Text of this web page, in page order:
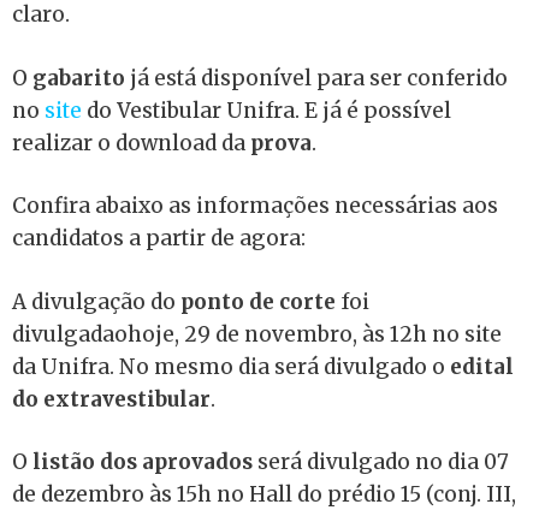
claro.
O gabarito já está disponível para ser conferido
no site do Vestibular Unifra. E já é possível
realizar o download da prova.
Confira abaixo as informações necessárias aos
candidatos a partir de agora:
A divulgação do ponto de corte foi
divulgadaohoje, 29 de novembro, às 12h no site
da Unifra. No mesmo dia será divulgado o edital
do extravestibular.
O listão dos aprovados será divulgado no dia 07
de dezembro às 15h no Hall do prédio 15 (conj. III,